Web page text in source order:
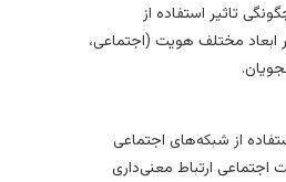
تاثیر استفاده از
ابعاد مختلف هویت (اجتماعی،
از شبکه‌های اجتماعی
ارتباط معنی‌داری